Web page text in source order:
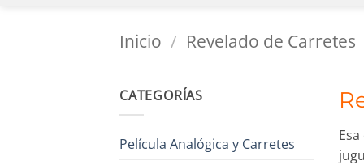
Inicio / Revelado de Carretes
CATEGORÍAS
Película Analógica y Carretes